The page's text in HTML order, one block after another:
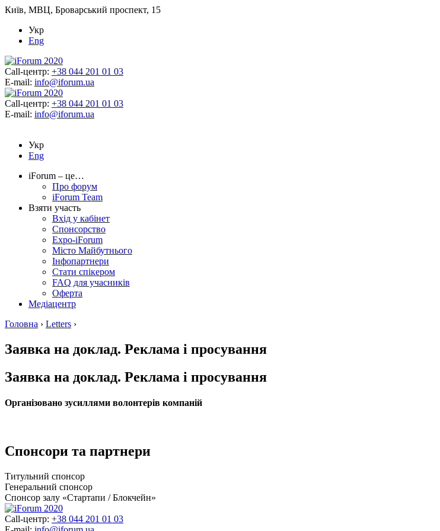
Київ, МВЦ, Броварський проспект, 15
Укр
Eng
Call-центр: +38 044 201 01 03
E-mail: info@iforum.ua
Call-центр: +38 044 201 01 03
E-mail: info@iforum.ua
Укр
Eng
iForum – це…
Про форум
iForum Team
Взяти участь
Вхід у кабінет
Спонсорство
Expo-iForum
Місто Майбутнього
Інфопартнери
Стати спікером
FAQ для учасників
Оферта
Медіацентр
Головна › Letters ›
Заявка на доклад. Реклама і просування
Заявка на доклад. Реклама і просування
Організовано зусиллями волонтерів компаній
Спонсори та партнери
Титульний спонсор
Генеральний спонсор
Спонсор залу «Стартапи / Блокчейн»
Call-центр: +38 044 201 01 03